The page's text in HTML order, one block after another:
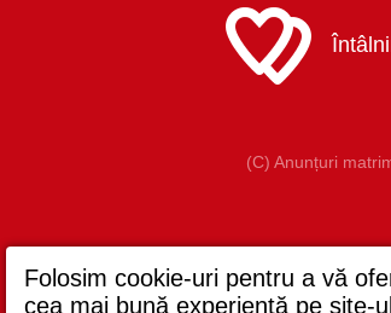
(C) Anunțuri
Folosim cookie-uri pentru a vă
cea mai bună experiență pe site-ul